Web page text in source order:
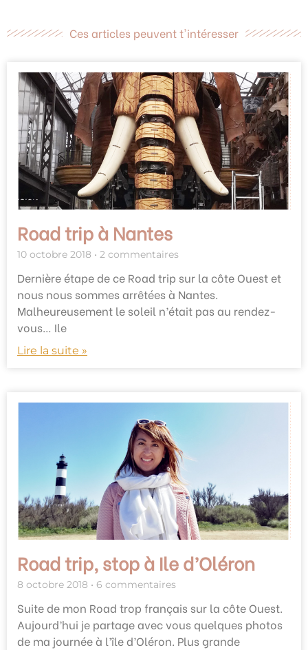
Ces articles peuvent t'intéresser
Road trip à Nantes
10 octobre 2018 2 commentaires
Dernière étape de ce Road trip sur la côte Ouest et
nous nous sommes arrêtées à Nantes.
Malheureusement le soleil n’était pas au rendez-
vous… Ile
Lire la suite »
Road trip, stop à Ile d’Oléron
8 octobre 2018 6 commentaires
Suite de mon Road trop français sur la côte Ouest.
Aujourd’hui je partage avec vous quelques photos
de ma journée à l’île d’Oléron. Plus grande